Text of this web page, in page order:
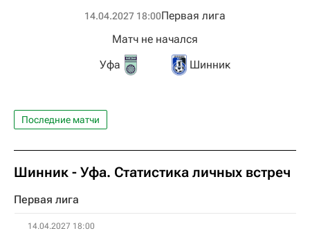
14.04.2027 18:00Первая лига
Уфа
Матч не начался
Шинник
Последние матчи
Шинник - Уфа. Статистика личных встреч
Первая лига
14.04.2027 18:00